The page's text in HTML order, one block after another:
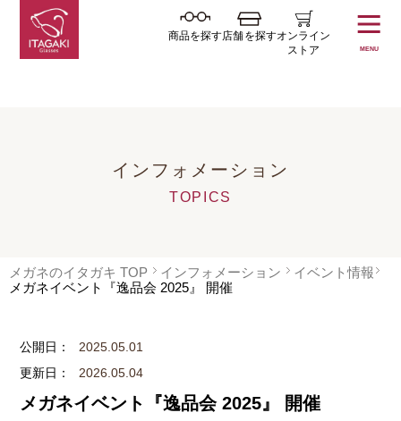
商品を探す店舗を探すオンライン
ストア
MENU
インフォメーション
TOPICS
メガネのイタガキ TOP インフォメーション
イベント情報
メガネイベント『逸品会 2025』 開催
公開日：
2025.05.01
更新日：
2026.05.04
メガネイベント『逸品会 2025』 開催